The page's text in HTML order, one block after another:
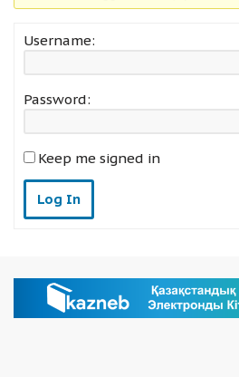
Username:
Password:
Keep me signed in
Log In